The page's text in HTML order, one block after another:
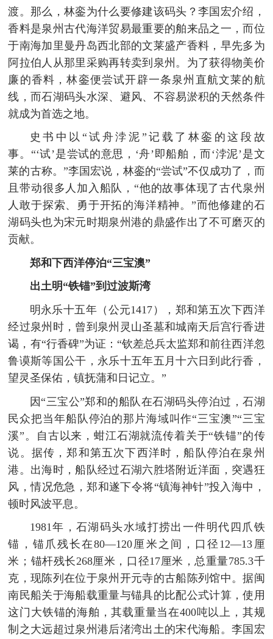
渡。那么，林銮为什么要修建该码头？李国宏介绍，
香料是泉州古代海洋贸易最重要的舶来品之一，而位
于南海加里曼丹岛西北部的文莱盛产香料，早先多为
阿拉伯人从那里采购再转卖到泉州。为了获得物美价
廉的香料，林銮便尝试开辟一条泉州直航文莱的航
线，而石湖码头水深、避风、不容易淤积的天然条件
就成为首选之地。
史书中以“试舟浡泥”记载了林銮的这段故
事。“‘试’是尝试的意思，‘舟’即船舶，而‘浡泥’是文
莱的古称。”李国宏说，林銮的“尝试”不仅成功了，而
且带动很多人加入船队，“他的故事体现了古代泉州
人敢于探索、勇于开拓的海洋精神。”而他修建的石
湖码头也为宋元时期泉州港的鼎盛作出了不可磨灭的
贡献。
郑和下西洋停泊“三宝澳”
出土明“铁锚”到过波斯湾
明永乐十五年（公元1417），郑和第五次下西洋
经过泉州时，曾到泉州灵山圣墓和城南天后宫行香进
谒，有“行香碑”为证：“钦差总兵太监郑和前往西洋忽
鲁谟斯等国公干，永乐十五年五月十六日到此行香，
望灵圣保佑，镇抚蒲和日记立。”
因“三宝公”郑和的船队在石湖码头停泊过，石湖
民众把当年船队停泊的那片海域叫作“三宝澳”“三宝
溪”。自古以来，蚶江石湖就流传着关于“铁锚”的传
说。据传，郑和第五次下西洋时，船队停泊在泉州
港。出海时，船队经过石湖六胜塔附近洋面，突遇狂
风，情况危急，郑和遂下令将“镇海神针”投入海中，
顿时风波平息。
1981年，石湖码头水域打捞出一件明代四爪铁
锚，锚爪残长在80—120厘米之间，口径12—13厘
米；锚杆残长268厘米，口径17厘米，总重量785.3千
克，现陈列在位于泉州开元寺的古船陈列馆中。据闽
南民船关于海船载重量与锚具的比配公式计算，使用
这门大铁锚的海舶，其载重量当在400吨以上，其规
制之大远超过泉州港后渚湾出土的宋代海船。李国宏